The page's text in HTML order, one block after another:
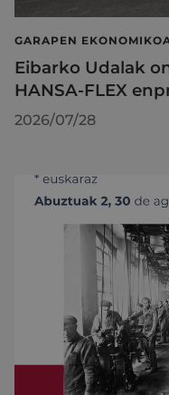
GARAPEN
Eibarko Udalak
HANSA-FLEX
2026/07/28